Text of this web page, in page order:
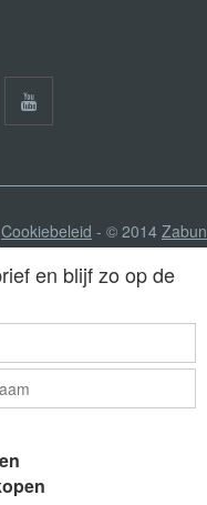
Cookiebeleid - © 2014 Zabun
en blijf zo op de